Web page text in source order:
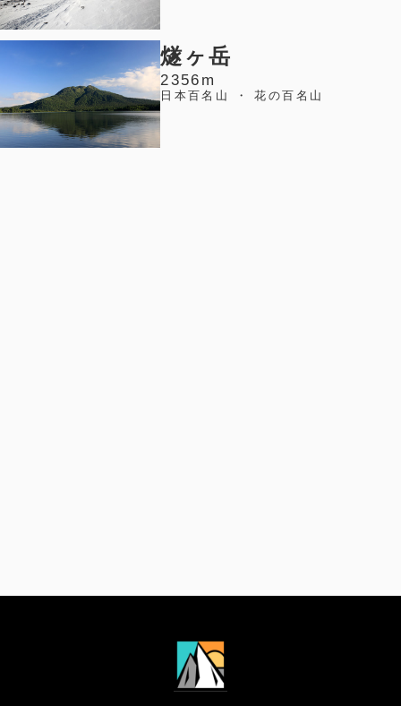
燧ヶ岳
2356m
日本百名山 ・ 花の百名山